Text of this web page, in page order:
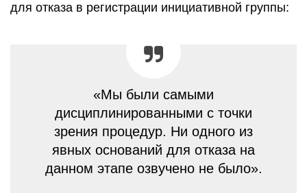
для отказа в регистрации инициативной группы:
«Мы были самыми
дисциплинированными с точки
зрения процедур. Ни одного из
явных оснований для отказа на
данном этапе озвучено не было».